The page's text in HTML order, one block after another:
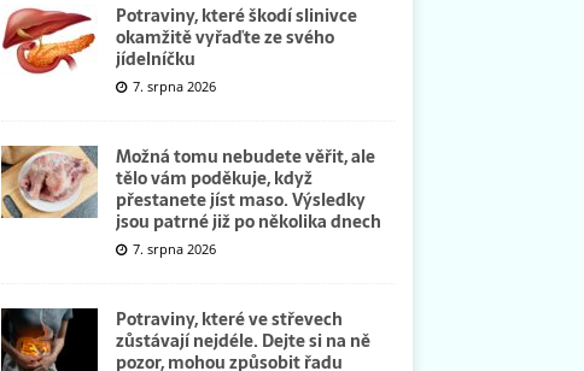
Potraviny, které škodí slinivce
okamžitě vyřaďte ze svého
jídelníčku
7. srpna 2026
Možná tomu nebudete věřit, ale
tělo vám poděkuje, když
přestanete jíst maso. Výsledky
jsou patrné již po několika dnech
7. srpna 2026
Potraviny, které ve střevech
zůstávají nejdéle. Dejte si na ně
pozor, mohou způsobit řadu